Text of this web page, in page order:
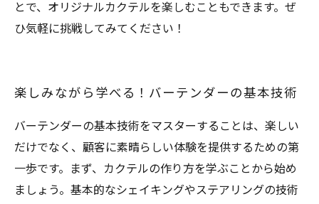
とで、オリジナルカクテルを楽しむこともできます。ぜ
ひ気軽に挑戦してみてください！
楽しみながら学べる！バーテンダーの基本技術
バーテンダーの基本技術をマスターすることは、楽しい
だけでなく、顧客に素晴らしい体験を提供するための第
一歩です。まず、カクテルの作り方を学ぶことから始め
ましょう。基本的なシェイキングやステアリングの技術